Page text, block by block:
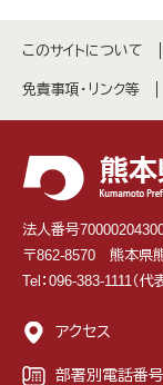
このサイトについて
免責事項・リンク等
法人番号
〒862-8570 熊本県
Tel：096-383-1111（代
アクセス
部署別電話番号